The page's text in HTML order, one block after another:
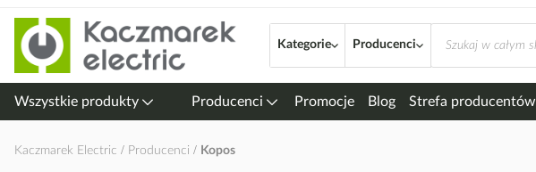
Przejdź
do
treści
Kategorie Producenci
Wszystkie produkty Producenci Promocje Blog Strefa producentów
Kaczmarek Electric Producenci Kopos